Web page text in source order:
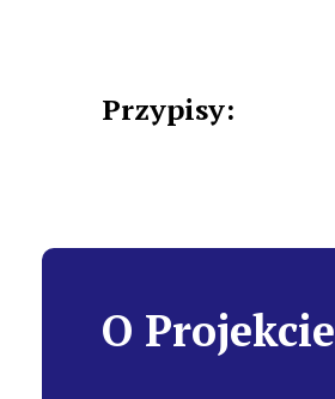
Przypisy:
O Projekcie